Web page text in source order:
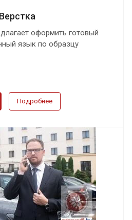
Верстка
оформить готовый
язык по образцу
Подробнее